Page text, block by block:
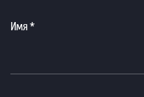
Имя*